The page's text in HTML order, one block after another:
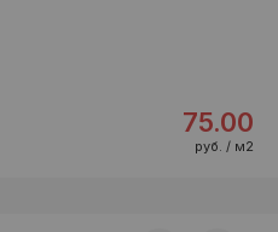
75.00
руб. / м2